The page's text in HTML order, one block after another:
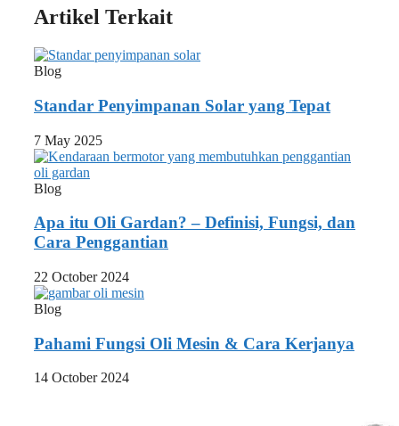
Artikel Terkait
Blog
Standar Penyimpanan Solar yang Tepat
7 May 2025
Blog
Apa itu Oli Gardan? – Definisi, Fungsi, dan
Cara Penggantian
22 October 2024
Blog
Pahami Fungsi Oli Mesin & Cara Kerjanya
14 October 2024